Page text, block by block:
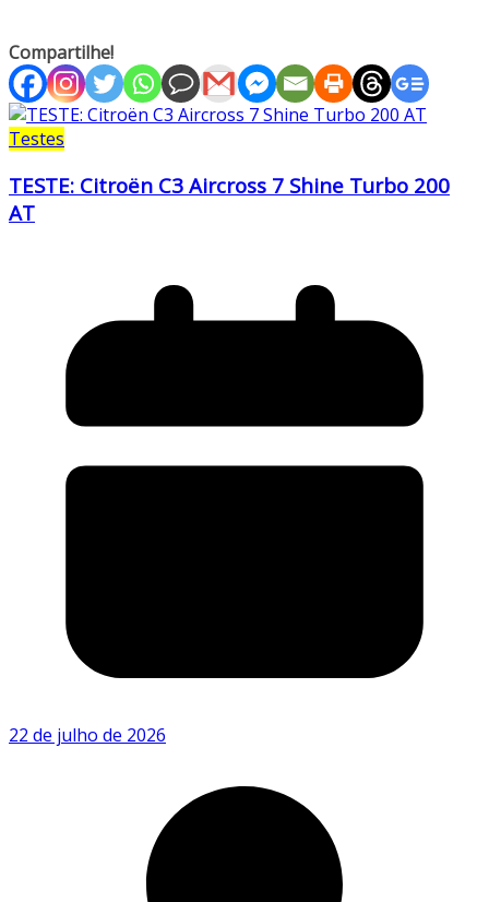
Compartilhe!
Testes
TESTE: Citroën C3 Aircross 7 Shine Turbo 200
AT
22 de julho de 2026